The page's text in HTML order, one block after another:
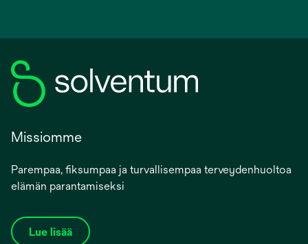
Missiomme
Parempaa, fiksumpaa ja turvallisempaa terveydenhuoltoa
elämän parantamiseksi
Lue lisää